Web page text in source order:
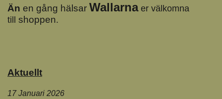
Än en gång hälsar Wallarnaer välkomna
till shoppen.
Aktuellt
17 Januari 2026